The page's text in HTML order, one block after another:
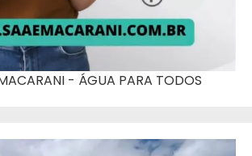
- ÁGUA PARA TODOS